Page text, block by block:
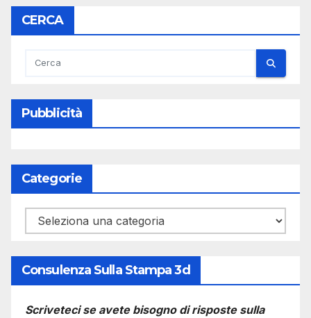
CERCA
Pubblicità
Categorie
Categorie
Consulenza Sulla Stampa 3d
Scriveteci se avete bisogno di risposte sulla